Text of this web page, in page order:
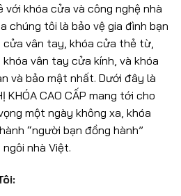
khóa cửa và công nghệ nhà
chúng tôi là bảo vệ gia đình bạn
cửa vân tay, khóa cửa thẻ từ,
vân tay cửa kính, và khóa
và bảo mật nhất. Dưới đây là
KHÓA CAO CẤP mang tới cho
một ngày không xa, khóa
“người bạn đồng hành”
nhà Việt.